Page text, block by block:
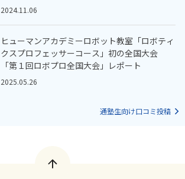
2024.11.06
ヒューマンアカデミーロボット教室「ロボティ
クスプロフェッサーコース」初の全国大会
「第１回ロボプロ全国大会」レポート
2025.05.26
通塾生向け口コミ投稿